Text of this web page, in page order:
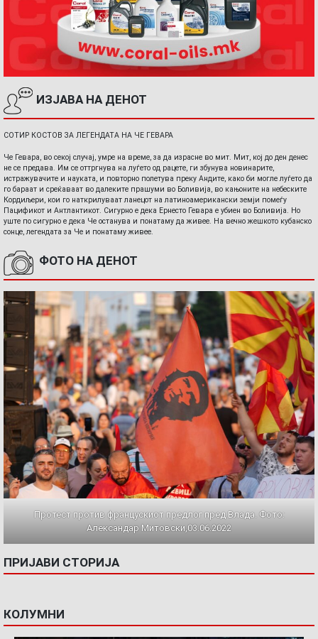
ИЗЈАВА НА ДЕНОТ
СОТИР КОСТОВ ЗА ЛЕГЕНДАТА НА ЧЕ ГЕВАРА
Че Гевара, во секој случај, умре на време, за да израсне во мит. Мит, кој до ден денес
не се предава. Им се оттргнува на луѓето од рацете, ги збунува новинарите,
истражувачите и науката, и повторно полетува преку Андите, како би могле луѓето да
го бараат и среќаваат во далеките прашуми во Боливија, во кањоните на небеските
Кордиљери, кои го наткрилуваат ланецот на латиноамерикански земји помеѓу
Пацификот и Антлантикот. Сигурно е дека Ернесто Гевара е убиен во Боливија. Но
уште по сигурно е дека Че останува и понатаму да живее. На вечно жешкото кубанско
сонце, легендата за Че и понатаму живее.
ФОТО НА ДЕНОТ
Протест против францускиот предлог пред Влада. Фото:
Александар Митовски,03.06.2022
ПРИЈАВИ СТОРИЈА
КОЛУМНИ